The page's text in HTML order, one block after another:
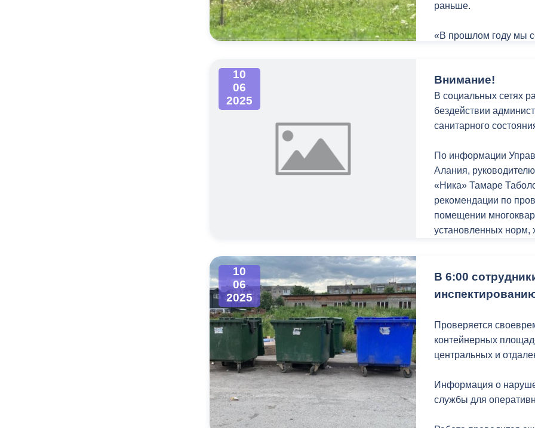
Почётные грамоты
Владикавказ — главы
администрации
Васильеву, Хетагу
Отметим, что Хетаг
раньше.
«В прошлом году мы
сказала первый
Северо-Западного и
Важно: покос
На территориях,
управляющие
10
06
2025
Внимание!
В социальных сетях
бездействии
санитарного
По информации
Алания,
«Ника» Тамаре
рекомендации по
помещении
установленных норм,
10
06
2025
В 6:00
Проверяется
контейнерных
центральных и
Информация о
службы для